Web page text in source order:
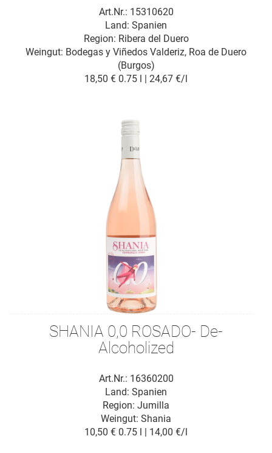
Art.Nr.: 15310620
Weingut: Bodegas y Viñedos Valderiz, Roa de Duero
(Burgos)
Region: Ribera del Duero
Land: Spanien
18,50 € 0.75 l | 24,67 €/l
SHANIA 0,0 ROSADO- De-
Alcoholized
Art.Nr.: 16360200
Land: Spanien
Weingut:Shania
Region: Jumilla
10,50 € 0.75 l | 14,00 €/l